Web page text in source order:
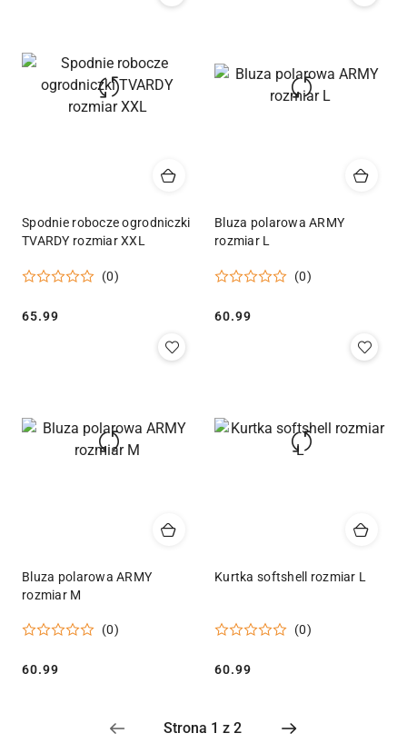
Spodnie robocze ogrodniczki
TVARDY rozmiar XXL
(0)
Cena:
65.99
Bluza polarowa ARMY
rozmiar L
(0)
Cena:
60.99
Bluza polarowa ARMY
rozmiar M
(0)
Cena:
60.99
Kurtka softshell rozmiar L
(0)
Cena:
60.99